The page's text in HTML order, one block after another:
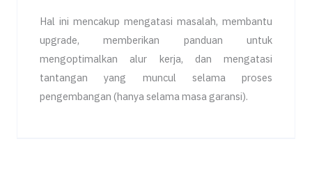
Hal ini mencakup mengatasi masalah, membantu
upgrade, memberikan panduan untuk
mengoptimalkan alur kerja, dan mengatasi
tantangan yang muncul selama proses
pengembangan (hanya selama masa garansi).